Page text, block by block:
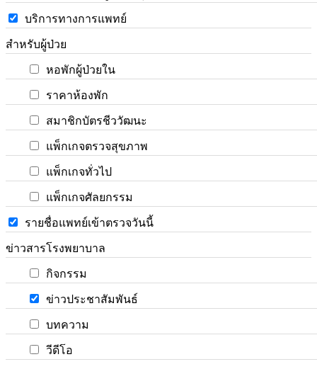
บริการทางการแพทย์
สำหรับผู้ป่วย
หอพักผู้ป่วยใน
ราคาห้องพัก
สมาชิกบัตรชีววัฒนะ
แพ็กเกจตรวจสุขภาพ
แพ็กเกจทั่วไป
แพ็กเกจศัลยกรรม
รายชื่อแพทย์เข้าตรวจวันนี้
ข่าวสารโรงพยาบาล
กิจกรรม
ข่าวประชาสัมพันธ์
บทความ
วีดีโอ